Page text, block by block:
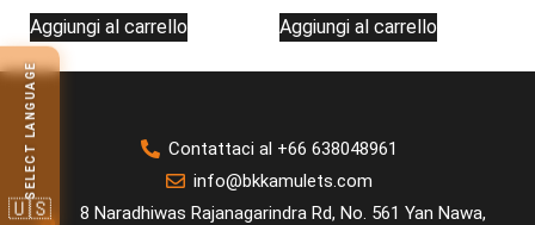
Aggiungi al carrello Aggiungi al carrello
Contattaci al +66 638048961
info@bkkamulets.com
8 Naradhiwas Rajanagarindra Rd, No. 561 Yan Nawa,
SELECT LANGUAGE
🇺🇸